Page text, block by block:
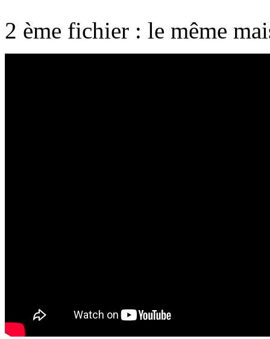
2 ème fichier : le même